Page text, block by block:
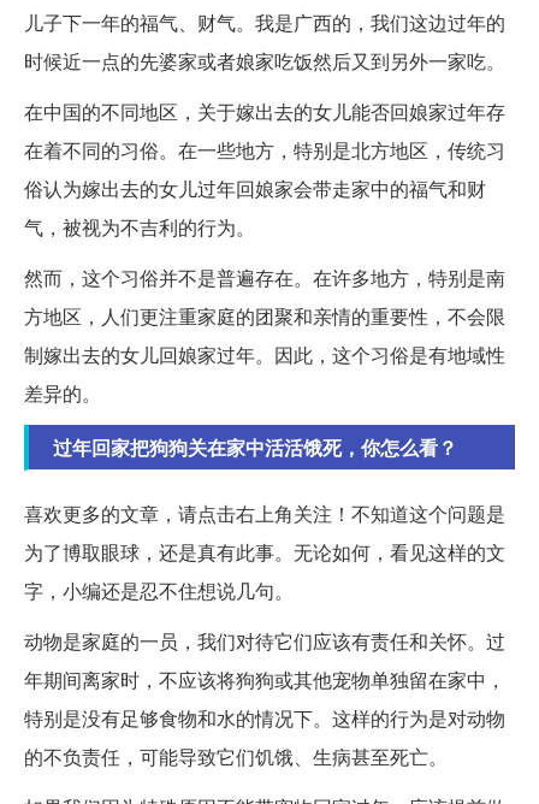
儿子下一年的福气、财气。我是广西的，我们这边过年的
时候近一点的先婆家或者娘家吃饭然后又到另外一家吃。
在中国的不同地区，关于嫁出去的女儿能否回娘家过年存
在着不同的习俗。在一些地方，特别是北方地区，传统习
俗认为嫁出去的女儿过年回娘家会带走家中的福气和财
气，被视为不吉利的行为。
然而，这个习俗并不是普遍存在。在许多地方，特别是南
方地区，人们更注重家庭的团聚和亲情的重要性，不会限
制嫁出去的女儿回娘家过年。因此，这个习俗是有地域性
差异的。
过年回家把狗狗关在家中活活饿死，你怎么看？
喜欢更多的文章，请点击右上角关注！不知道这个问题是
为了博取眼球，还是真有此事。无论如何，看见这样的文
字，小编还是忍不住想说几句。
动物是家庭的一员，我们对待它们应该有责任和关怀。过
年期间离家时，不应该将狗狗或其他宠物单独留在家中，
特别是没有足够食物和水的情况下。这样的行为是对动物
的不负责任，可能导致它们饥饿、生病甚至死亡。